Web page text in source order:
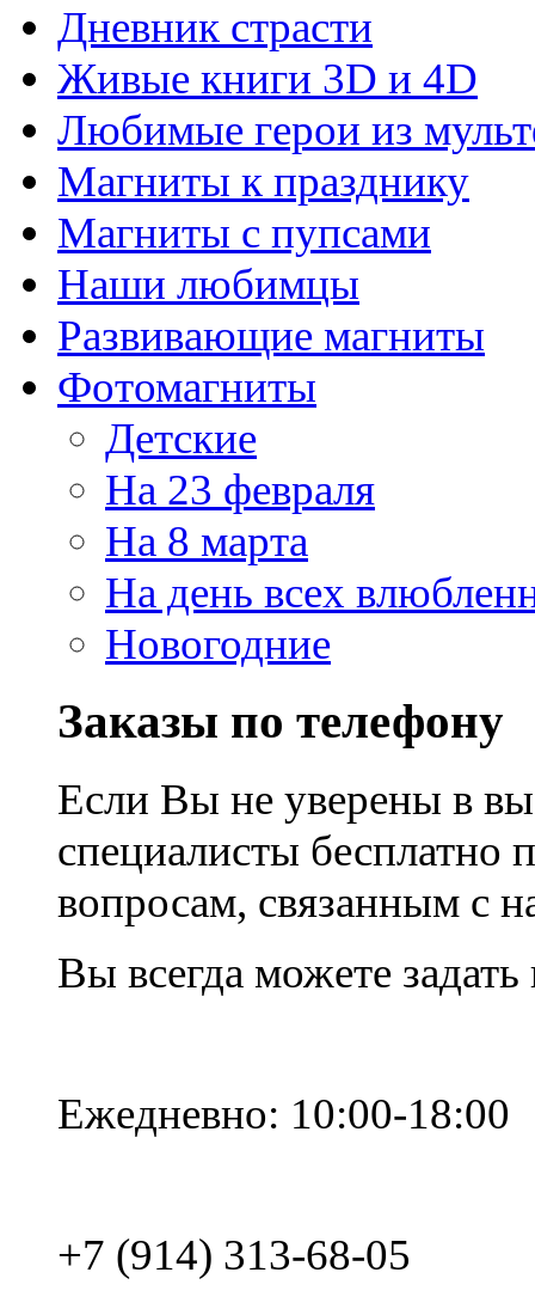
Дневник страсти
Живые книги 3D и 4D
Любимые герои из
Магниты к празднику
Магниты с пупсами
Наши любимцы
Развивающие магниты
Фотомагниты
Детские
На 23 февраля
На 8 марта
На день всех
Новогодние
Заказы по телефону
Если Вы не уверены в
специалисты
вопросам, связанным с
Вы всегда можете
Ежедневно: 10:00-18:00
+7 (914) 313-68-05